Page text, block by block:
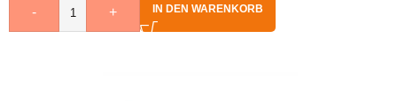
- + IN DEN WARENKORB